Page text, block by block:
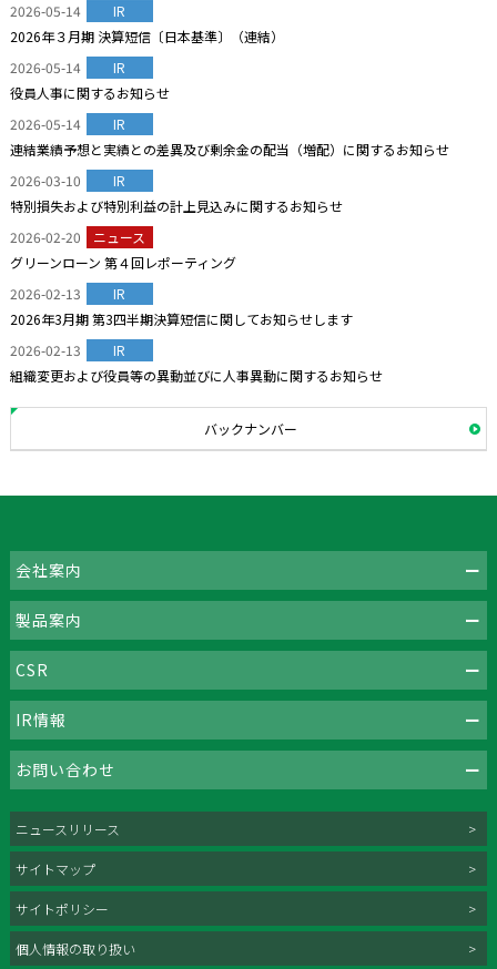
2026-05-14
IR
2026年３月期 決算短信〔日本基準〕（連結）
2026-05-14
IR
役員人事に関するお知らせ
2026-05-14
IR
連結業績予想と実績との差異及び剰余金の配当（増配）に関するお知らせ
2026-03-10
IR
特別損失および特別利益の計上見込みに関するお知らせ
2026-02-20
ニュース
グリーンローン 第４回レポーティング
2026-02-13
IR
2026年3月期 第3四半期決算短信に関してお知らせします
2026-02-13
IR
組織変更および役員等の異動並びに人事異動に関するお知らせ
バックナンバー
会社案内
製品案内
CSR
IR情報
お問い合わせ
ニュースリリース
サイトマップ
サイトポリシー
個人情報の取り扱い